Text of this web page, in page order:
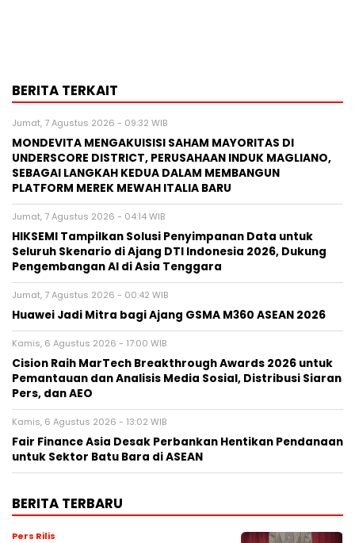
BERITA TERKAIT
Jumat, 7 Agustus 2026 - 09:32 WIB
MONDEVITA MENGAKUISISI SAHAM MAYORITAS DI
UNDERSCORE DISTRICT, PERUSAHAAN INDUK MAGLIANO,
SEBAGAI LANGKAH KEDUA DALAM MEMBANGUN
PLATFORM MEREK MEWAH ITALIA BARU
Jumat, 7 Agustus 2026 - 04:14 WIB
HIKSEMI Tampilkan Solusi Penyimpanan Data untuk
Seluruh Skenario di Ajang DTI Indonesia 2026, Dukung
Pengembangan AI di Asia Tenggara
Jumat, 7 Agustus 2026 - 00:42 WIB
Huawei Jadi Mitra bagi Ajang GSMA M360 ASEAN 2026
Kamis, 6 Agustus 2026 - 17:00 WIB
Cision Raih MarTech Breakthrough Awards 2026 untuk
Pemantauan dan Analisis Media Sosial, Distribusi Siaran
Pers, dan AEO
Kamis, 6 Agustus 2026 - 13:02 WIB
Fair Finance Asia Desak Perbankan Hentikan Pendanaan
untuk Sektor Batu Bara di ASEAN
BERITA TERBARU
Pers Rilis